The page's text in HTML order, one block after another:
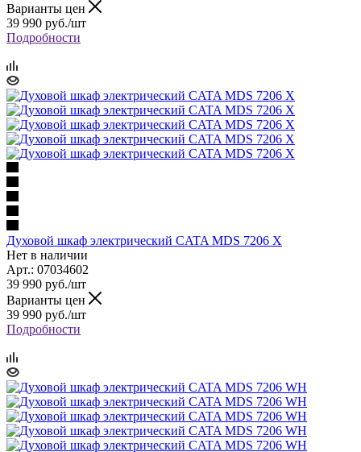
Варианты цен
39 990 руб./шт
Подробности
Духовой шкаф электрический CATA MDS 7206 X
Нет в наличии
Арт.: 07034602
39 990 руб./шт
Варианты цен
39 990 руб./шт
Подробности